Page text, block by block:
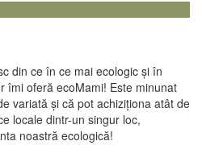
din ce în ce mai ecologic și în
îmi oferă ecoMami! Este minunat
variată și că pot achiziționa atât de
locale dintr-un singur loc,
noastră ecologică!